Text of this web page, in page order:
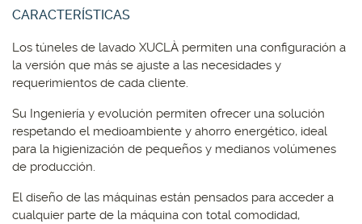
CARACTERÍSTICAS
Los túneles de lavado XUCLÀ permiten una configuración a
la versión que más se ajuste a las necesidades y
requerimientos de cada cliente.
Su Ingeniería y evolución permiten ofrecer una solución
respetando el medioambiente y ahorro energético, ideal
para la higienización de pequeños y medianos volúmenes
de producción.
El diseño de las máquinas están pensados para acceder a
cualquier parte de la máquina con total comodidad,